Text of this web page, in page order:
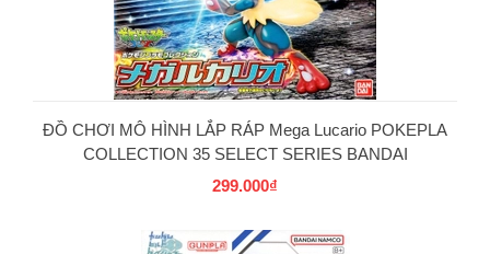
ĐỒ CHƠI MÔ HÌNH LẮP RÁP Mega Lucario POKEPLA
COLLECTION 35 SELECT SERIES BANDAI
299.000₫